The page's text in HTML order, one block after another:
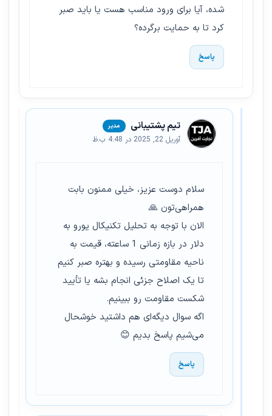
شده، آیا برای ورود مناسب هست یا باید صبر
کرد تا به حمایت برگرده؟
پاسخ
تیم پشتیبانی
آوریل 22, 2025 در 4:48 ب.ظ
سلام دوست عزیز، خیلی ممنون بابت
همراهی‌تون 🙏
الان با توجه به تحلیل تکنیکال یورو به
دلار در بازه زمانی 1 ساعته، قیمت به
ناحیه مقاومتی رسیده و بهتره صبر کنیم
تا یک اصلاح جزئی انجام بشه یا تأیید
شکست مقاومت رو ببینیم.
اگه سوال دیگه‌ای هم داشتید خوشحال
می‌شیم پاسخ بدیم 😊
پاسخ